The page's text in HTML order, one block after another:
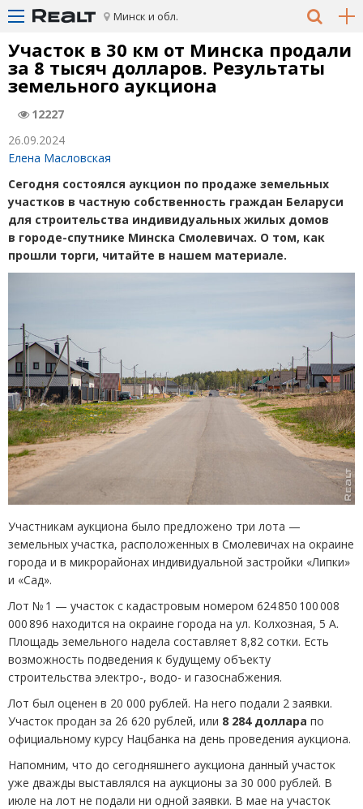
Минск и обл.
Участок в 30 км от Минска продали
за 8 тысяч долларов. Результаты
земельного аукциона
12227
26.09.2024
Елена Масловская
Сегодня состоялся аукцион по продаже земельных
участков в частную собственность граждан Беларуси
для строительства индивидуальных жилых домов
в городе-спутнике Минска Смолевичах. О том, как
прошли торги, читайте в нашем материале.
Участникам аукциона было предложено три лота —
земельных участка, расположенных в Смолевичах на окраине
города и в микрорайонах индивидуальной застройки «Липки»
и «Сад».
Лот № 1 — участок с кадастровым номером 624 850 100 008
000 896 находится на окраине города на ул. Колхозная, 5 А.
Площадь земельного надела составляет 8,82 сотки. Есть
возможность подведения к будущему объекту
строительства электро-, водо- и газоснабжения.
Лот был оценен в 20 000 рублей. На него подали 2 заявки.
Участок продан за 26 620 рублей, или 8 284 доллара по
официальному курсу Нацбанка на день проведения аукциона.
Напомним, что до сегодняшнего аукциона данный участок
уже дважды выставлялся на аукционы за 30 000 рублей. В
июле на лот не подали ни одной заявки. В мае на участок